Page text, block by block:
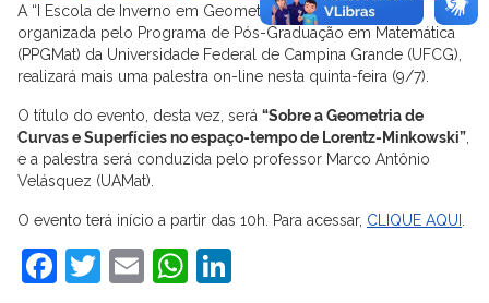
A “I Escola de Inverno em Geometria Diferencial – 1◦ειgδ”,
organizada pelo Programa de Pós-Graduação em Matemática
(PPGMat) da Universidade Federal de Campina Grande (UFCG),
realizará mais uma palestra on-line nesta quinta-feira (9/7).
O título do evento, desta vez, será “Sobre a Geometria de
Curvas e Superfícies no espaço-tempo de Lorentz-Minkowski”
e a palestra será conduzida pelo professor Marco Antônio
Velásquez (UAMat).
O evento terá início a partir das 10h. Para acessar, CLIQUE AQUI
Facebook
Twitter
EmailWhatsApp